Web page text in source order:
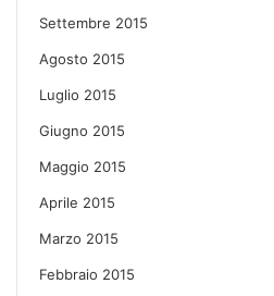
Settembre 2015
Agosto 2015
Luglio 2015
Giugno 2015
Maggio 2015
Aprile 2015
Marzo 2015
Febbraio 2015